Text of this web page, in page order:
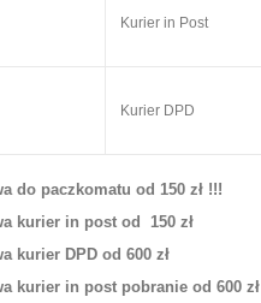
Kurier in Post
Kurier DPD
do paczkomatu od 150 zł !!!
kurier in post od 150 zł
kurier DPD od 600 zł
kurier in post pobranie od 600 zł